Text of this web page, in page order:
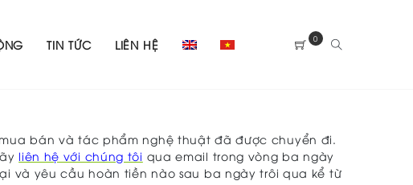
TIN TỨC LIÊN HỆ 0
bán và tác phẩm nghệ thuật đã được chuyển đi.
liên hệ với chúng tôi qua email trong vòng ba ngày
và yêu cầu hoàn tiền nào sau ba ngày trôi qua kể từ